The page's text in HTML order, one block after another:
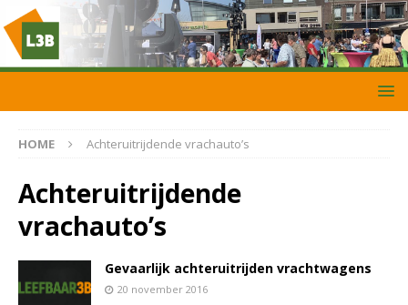
HOME Achteruitrijdende vrachauto’s
Achteruitrijdende
vrachauto’s
Gevaarlijk achteruitrijden vrachtwagens
20 november 2016